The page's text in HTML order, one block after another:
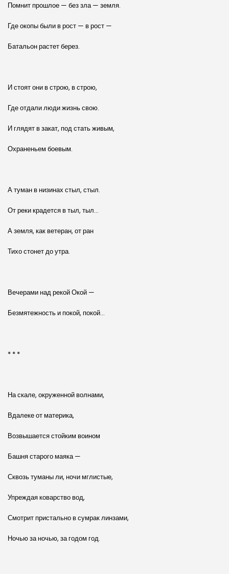
Помнит прошлое — без зла — земля.
Где окопы были в рост — в рост —
Батальон растет берез.
И стоят они в строю, в строю,
Где отдали люди жизнь свою.
И глядят в закат, под стать живым,
Охраненьем боевым.
А туман в низинах стыл, стыл.
От реки крадется в тыл, тыл…
А земля, как ветеран, от ран
Тихо стонет до утра.
Вечерами над рекой Окой —
Безмятежность и покой, покой…
* * *
На скале, окруженной волнами,
Вдалеке от материка,
Возвышается стойким воином
Башня старого маяка —
Сквозь туманы ли, ночи мглистые,
Упреждая коварство вод,
Смотрит пристально в сумрак линзами,
Ночью за ночью, за годом год.